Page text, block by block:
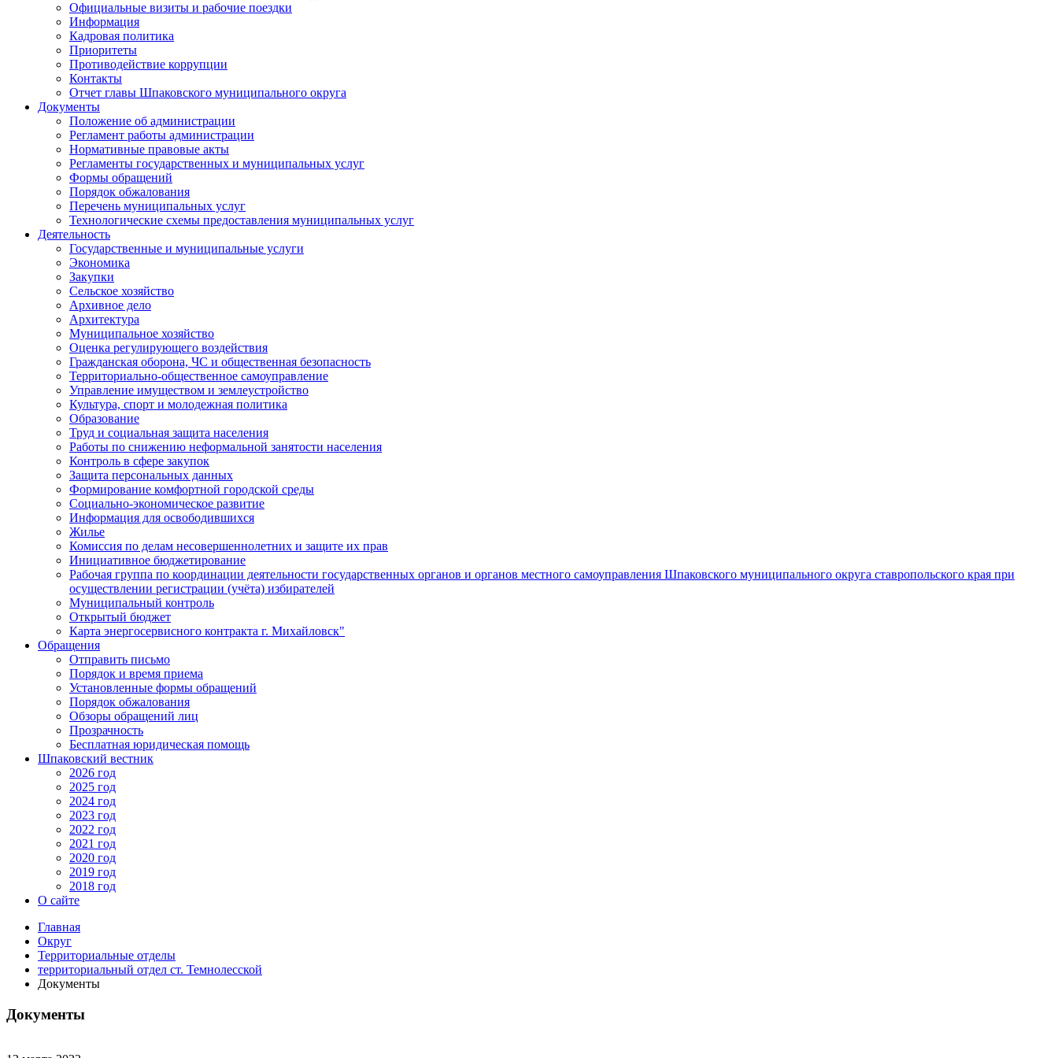
Официальные визиты и рабочие поездки
Информация
Кадровая политика
Приоритеты
Противодействие коррупции
Контакты
Отчет главы Шпаковского муниципального округа
Документы
Положение об администрации
Регламент работы администрации
Нормативные правовые акты
Регламенты государственных и муниципальных услуг
Формы обращений
Порядок обжалования
Перечень муниципальных услуг
Технологические схемы предоставления муниципальных услуг
Деятельность
Государственные и муниципальные услуги
Экономика
Закупки
Сельское хозяйство
Архивное дело
Архитектура
Муниципальное хозяйство
Оценка регулирующего воздействия
Гражданская оборона, ЧС и общественная безопасность
Территориально-общественное самоуправление
Управление имуществом и землеустройство
Культура, спорт и молодежная политика
Образование
Труд и социальная защита населения
Работы по снижению неформальной занятости населения
Контроль в сфере закупок
Защита персональных данных
Формирование комфортной городской среды
Социально-экономическое развитие
Информация для освободившихся
Жилье
Комиссия по делам несовершеннолетних и защите их прав
Инициативное бюджетирование
Рабочая группа по координации деятельности государственных органов и органов местного самоуправления Шпаковского муниципального округа ставропольского края при
осуществлении регистрации (учёта) избирателей
Муниципальный контроль
Открытый бюджет
Карта энергосервисного контракта г. Михайловск"
Обращения
Отправить письмо
Порядок и время приема
Установленные формы обращений
Порядок обжалования
Обзоры обращений лиц
Прозрачность
Бесплатная юридическая помощь
Шпаковский вестник
2026 год
2025 год
2024 год
2023 год
2022 год
2021 год
2020 год
2019 год
2018 год
О сайте
Главная
Округ
Территориальные отделы
территориальный отдел ст. Темнолесской
Документы
Документы